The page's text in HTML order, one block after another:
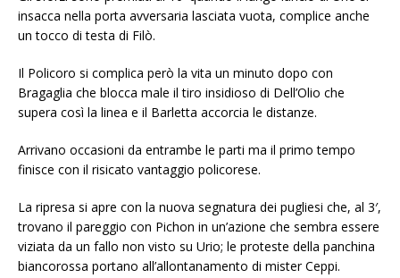
insacca nella porta avversaria lasciata vuota, complice anche
un tocco di testa di Filò.
Il Policoro si complica però la vita un minuto dopo con
Bragaglia che blocca male il tiro insidioso di Dell’Olio che
supera così la linea e il Barletta accorcia le distanze.
Arrivano occasioni da entrambe le parti ma il primo tempo
finisce con il risicato vantaggio policorese.
La ripresa si apre con la nuova segnatura dei pugliesi che, al 3′,
trovano il pareggio con Pichon in un’azione che sembra essere
viziata da un fallo non visto su Urio; le proteste della panchina
biancorossa portano all’allontanamento di mister Ceppi.